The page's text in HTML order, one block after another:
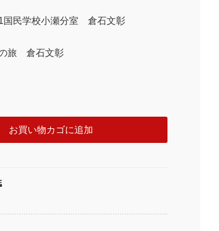
国民学校小瀬分室 倉石文彰
旅 倉石文彰
お買い物カゴに追加